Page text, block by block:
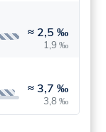
≈ 2,5 ‰
1,9 ‰
≈ 3,7 ‰
3,8 ‰